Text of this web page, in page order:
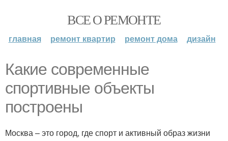
ВСЕ О РЕМОНТЕ
главная ремонт квартир ремонт дома дизайн
Какие современные
спортивные объекты
построены
Москва – это город, где спорт и активный образ жизни